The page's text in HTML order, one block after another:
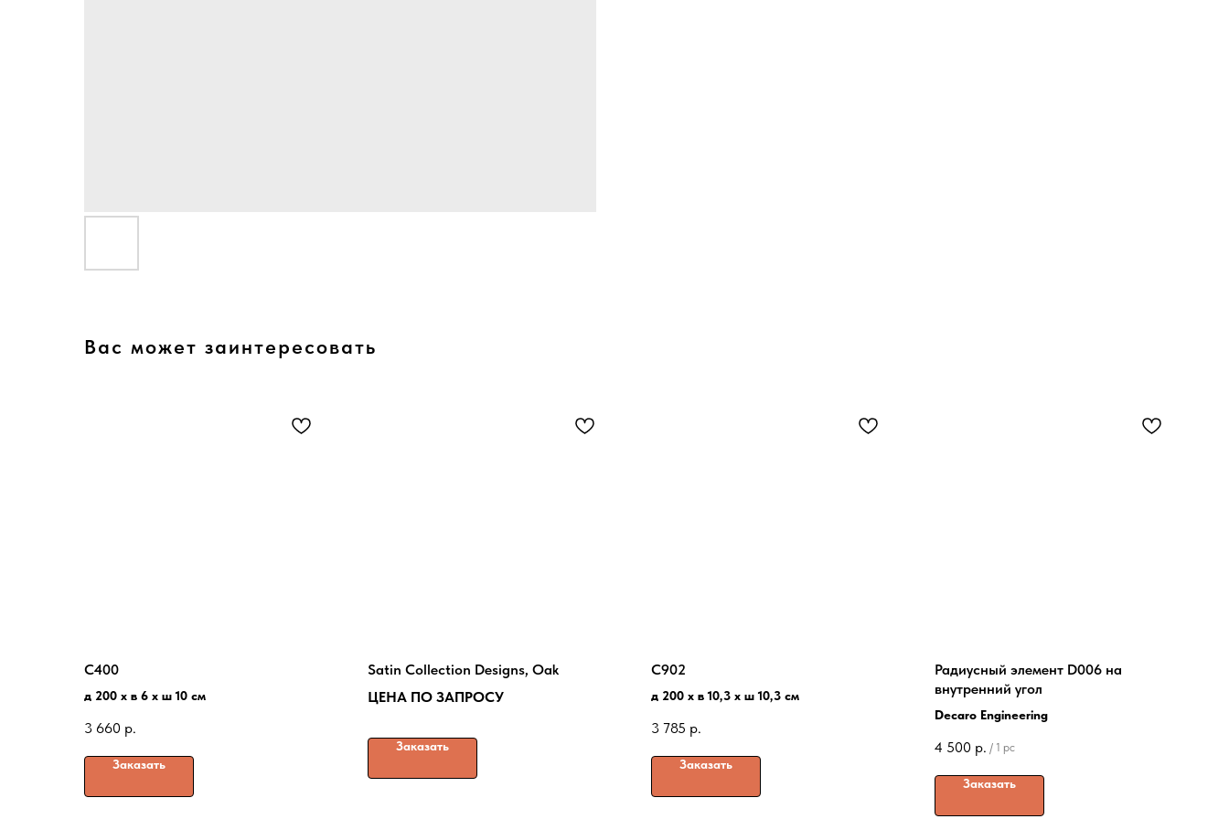
Вас может заинтересовать
C400
д 200 x в 6 x ш 10 см
3 660 р.
Заказать
Satin Collection Designs, Oak
ЦЕНА ПО ЗАПРОСУ
Заказать
C902
д 200 x в 10,3 x ш 10,3 см
3 785 р.
Заказать
Радиусный элемент D006 на
внутренний угол
Decaro Engineering
4 500 р. / 1 pc
Заказать